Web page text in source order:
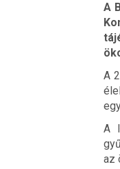
A
A
A
az